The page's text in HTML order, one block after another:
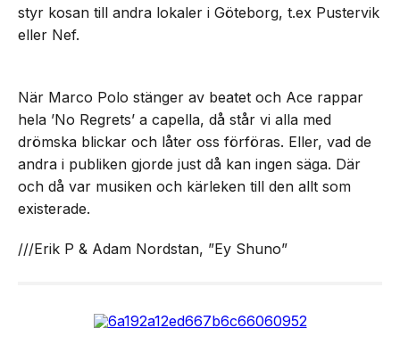
styr kosan till andra lokaler i Göteborg, t.ex Pustervik
eller Nef.
När Marco Polo stänger av beatet och Ace rappar
hela ’No Regrets’ a capella, då står vi alla med
drömska blickar och låter oss förföras. Eller, vad de
andra i publiken gjorde just då kan ingen säga. Där
och då var musiken och kärleken till den allt som
existerade.
///Erik P & Adam Nordstan, ”Ey Shuno”